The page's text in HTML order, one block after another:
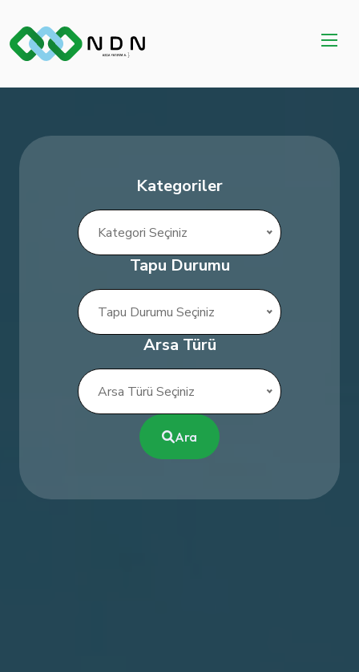
Kategoriler
Kategori Seçiniz
Tapu Durumu
Tapu Durumu Seçiniz
Arsa Türü
Arsa Türü Seçiniz
Ara